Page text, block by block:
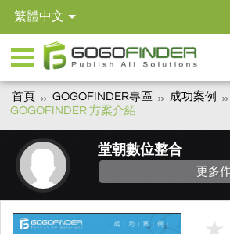
繁體中文
首頁 GOGOFINDER專區 成功案例
GOGOFINDER 方案介紹
堂朝數位整合
更多